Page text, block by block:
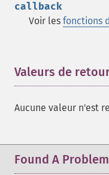
callback
Voir les fonctions
Valeurs de
Aucune valeur n'est
Found A